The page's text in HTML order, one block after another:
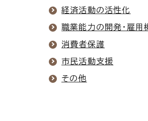
経済活動の活性化
職業能力の開発・雇
消費者保護
市民活動支援
その他